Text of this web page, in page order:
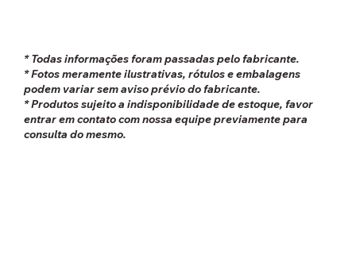
* Todas informações foram passadas pelo fabricante.
* Fotos meramente ilustrativas, rótulos e embalagens
podem variar sem aviso prévio do fabricante.
* Produtos sujeito a indisponibilidade de estoque, favor
entrar em contato com nossa equipe previamente para
consulta do mesmo.